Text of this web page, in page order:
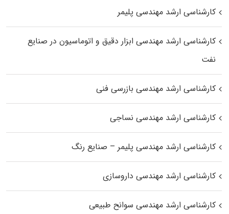
کارشناسی ارشد مهندسی پلیمر
کارشناسی ارشد مهندسی ابزار دقیق و اتوماسیون در صنایع
نفت
کارشناسی ارشد مهندسی بازرسی فنی
کارشناسی ارشد مهندسی نساجی
کارشناسی ارشد مهندسی پلیمر – صنایع رنگ
کارشناسی ارشد مهندسی داروسازی
کارشناسی ارشد مهندسی سوانح طبیعی